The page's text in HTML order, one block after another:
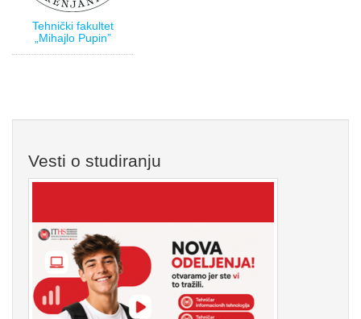
Tehnički fakultet
„Mihajlo Pupin”
Vesti o studiranju